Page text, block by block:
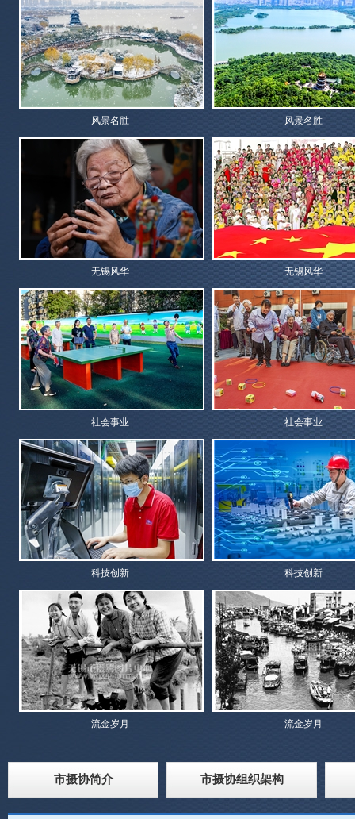
风景名胜 风景名胜
无锡风华 无锡风华
社会事业 社会事业
科技创新 科技创新
流金岁月 流金岁月
市摄协简介 市摄协组织架构